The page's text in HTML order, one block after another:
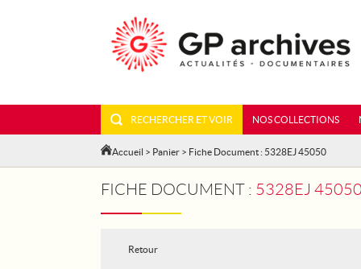
RECHERCHER ET VOIR NOS COLLECTIONS
Accueil > Panier > Fiche Document : 5328EJ 45050
FICHE DOCUMENT : 5328EJ 45050 - TOUR DE
Retour